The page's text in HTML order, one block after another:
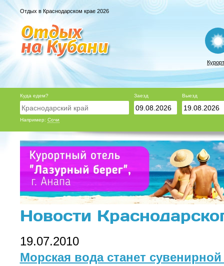
Отдых в Краснодарском крае 2026
Куда едем?
Например: Сочи
Заезд Выезд
Новости
19.07.2010
Морская вода станет